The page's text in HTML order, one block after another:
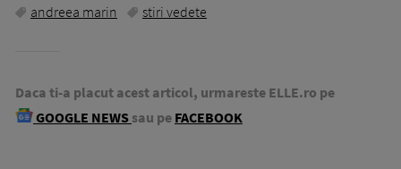
andreea marin stiri vedete
Daca ti-a placut acest articol, urmareste ELLE.ro pe
GOOGLE NEWS sau pe FACEBOOK